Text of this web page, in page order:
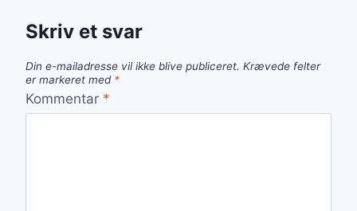
Skriv et svar
Din e-mailadresse vil ikke blive publiceret. Krævede felter
er markeret med *
Kommentar *